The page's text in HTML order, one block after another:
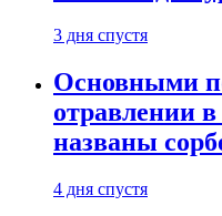
3 дня спустя
Основными
отравлении
названы
4 дня спустя